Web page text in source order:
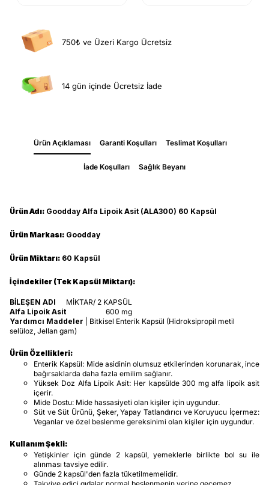
750₺ ve Üzeri Kargo Ücretsiz
14 gün içinde Ücretsiz İade
Ürün Açıklaması Garanti Koşulları Teslimat Koşulları
İade Koşulları Sağlık Beyanı
Ürün Adı: Goodday Alfa Lipoik Asit (ALA300) 60 Kapsül
Ürün Markası: Goodday
Ürün Miktarı: 60 Kapsül
İçindekiler (Tek Kapsül Miktarı):
BİLEŞEN ADI
MİKTAR/ 2 KAPSÜL
Alfa Lipoik Asit
600 mg
Yardımcı Maddeler | Bitkisel Enterik Kapsül (Hidroksipropil metil
selüloz, Jellan gam)
Ürün Özellikleri:
Enterik Kapsül: Mide asidinin olumsuz etkilerinden korunarak, ince
bağırsaklarda daha fazla emilim sağlanır.
Yüksek Doz Alfa Lipoik Asit: Her kapsülde 300 mg alfa lipoik asit
içerir.
Mide Dostu: Mide hassasiyeti olan kişiler için uygundur.
Süt ve Süt Ürünü, Şeker, Yapay Tatlandırıcı ve Koruyucu İçermez:
Veganlar ve özel beslenme gereksinimi olan kişiler için uygundur.
Kullanım Şekli:
Yetişkinler için günde 2 kapsül, yemeklerle birlikte bol su ile
alınması tavsiye edilir.
Günde 2 kapsül'den fazla tüketilmemelidir.